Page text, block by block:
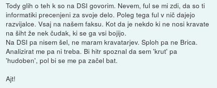
Tody glih o teh k so na DSI govorim. Nevem, ful se mi zdi, da so ti
informatiki precenjeni za svoje delo. Poleg tega ful v nič dajejo
razvijalce. Vsaj na našem faksu. Kot da je nekdo ki ne nosi kravate
na šiht že nek čudak, ki se ga vsi bojijo.
Na DSI pa nisem šel, ne maram kravatarjev. Sploh pa ne Brica.
Analizirat me pa ni treba. Bi hitr spoznal da sem 'krut' pa
'hudoben', pol bi se me pa začel bat.
Ajt!